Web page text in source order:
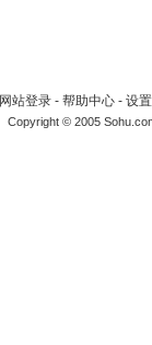
网站登录 - 帮助中心 - 设
Copyright © 2005